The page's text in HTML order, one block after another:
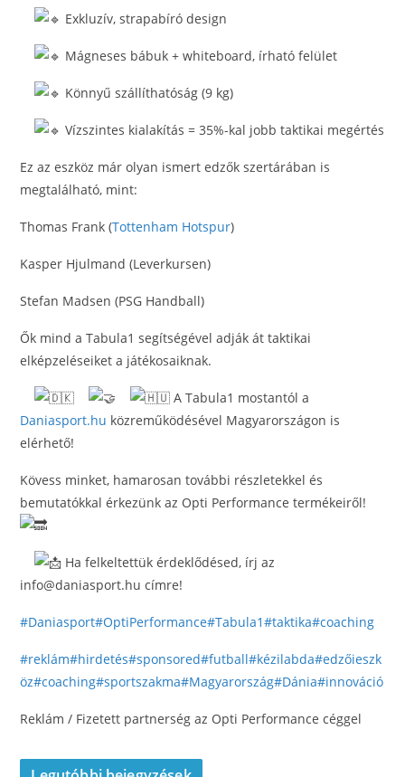
Exkluzív, strapabíró design
Mágneses bábuk + whiteboard, írható felület
Könnyű szállíthatóság (9 kg)
Vízszintes kialakítás = 35%-kal jobb taktikai megértés
Ez az eszköz már olyan ismert edzők szertárában is
megtalálható, mint:
Thomas Frank (Tottenham Hotspur)
Kasper Hjulmand (Leverkursen)
Stefan Madsen (PSG Handball)
Ők mind a Tabula1 segítségével adják át taktikai
elképzeléseiket a játékosaiknak.
A Tabula1 mostantól a
Daniasport.hu közreműködésével Magyarországon is
elérhető!
Kövess minket, hamarosan további részletekkel és
bemutatókkal érkezünk az Opti Performance termékeiről!
Ha felkeltettük érdeklődésed, írj az
info@daniasport.hu címre!
#Daniasport#OptiPerformance#Tabula1#taktika#coaching
#reklám#hirdetés#sponsored#futball#kézilabda#edzőieszk
öz#coaching#sportszakma#Magyarország#Dánia#innováció
Reklám / Fizetett partnerség az Opti Performance céggel